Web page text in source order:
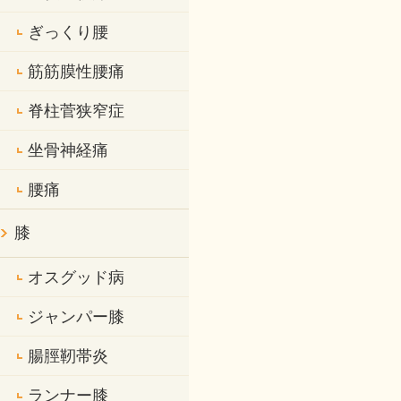
ぎっくり腰
筋筋膜性腰痛
脊柱菅狭窄症
坐骨神経痛
腰痛
膝
オスグッド病
ジャンパー膝
腸脛靭帯炎
ランナー膝